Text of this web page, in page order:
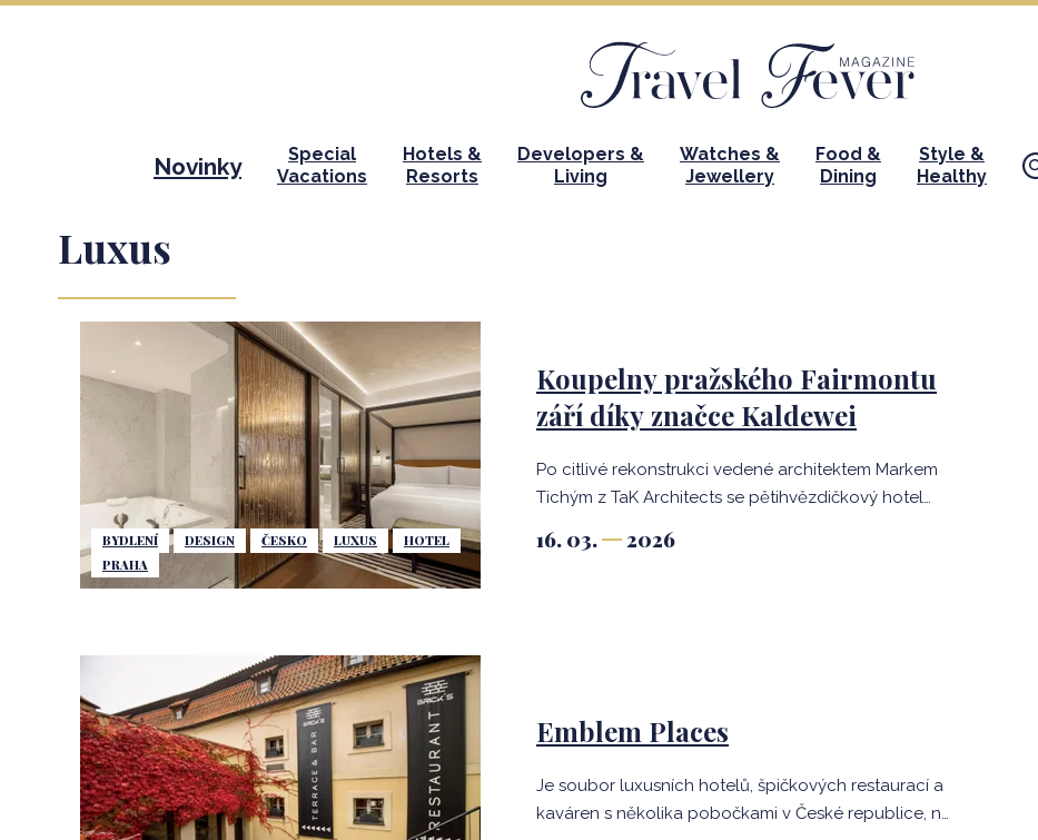
Novinky
Special
Vacations
Hotels &
Resorts
Developers &
Living
Watches &
Jewellery
Food &
Dining
Style &
Healthy
Luxus
BYDLENÍ DESIGN ČESKO LUXUS
HOTEL
PRAHA
Koupelny pražského Fairmontu
září díky značce Kaldewei
Po citlivé rekonstrukci vedené architektem Markem
Tichým z TaK Architects se pětihvězdičkový hotel
historické architektury a současného luxusu.
16. 03. 2026
Emblem Places
Je soubor luxusních hotelů, špičkových restaurací a
kaváren s několika pobočkami v České republice, na